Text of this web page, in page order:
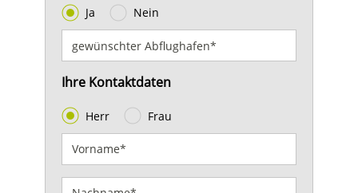
Ja Nein
Ihre Kontaktdaten
Herr Frau